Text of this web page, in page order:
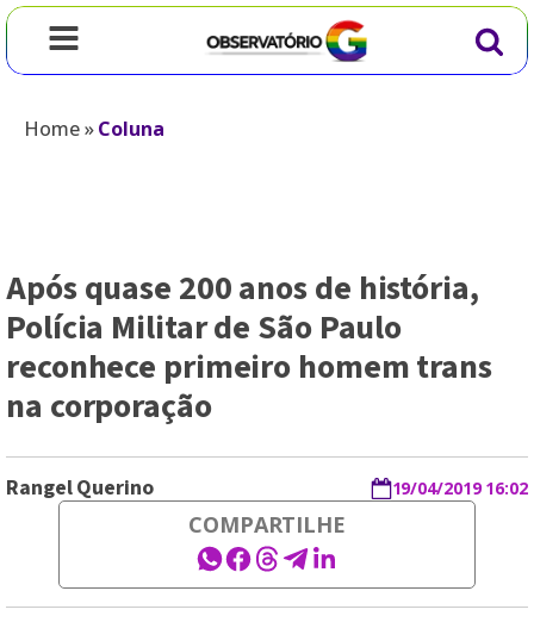
Home»Coluna
Após quase 200 anos de história,
Polícia Militar de São Paulo
reconhece primeiro homem trans
na corporação
Rangel Querino 19/04/2019 16:02
COMPARTILHE